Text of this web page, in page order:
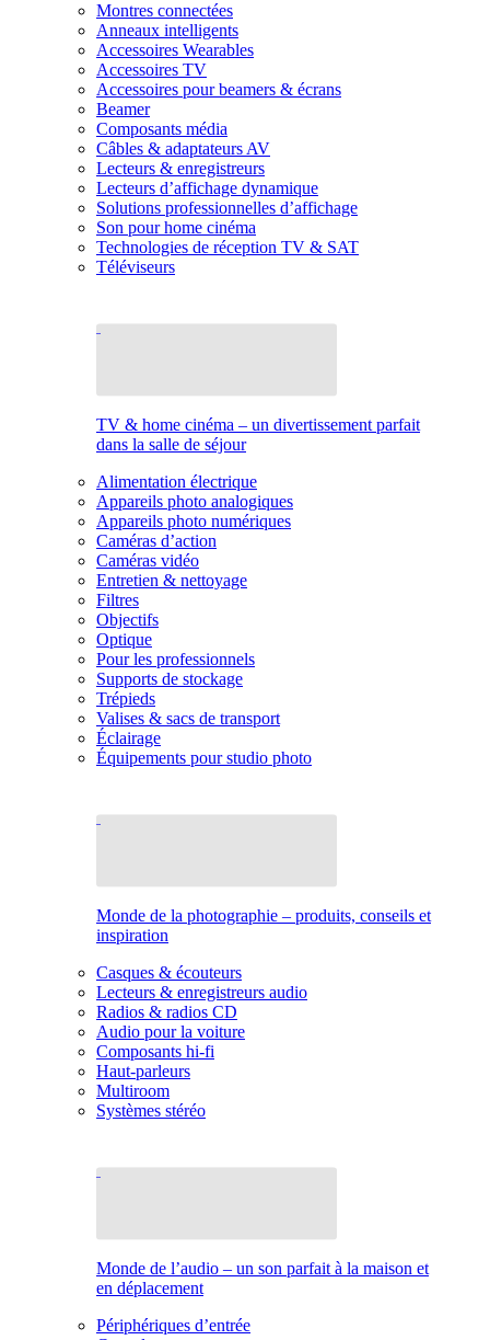
Montres connectées
Anneaux intelligents
Accessoires Wearables
Accessoires TV
Accessoires pour beamers & écrans
Beamer
Composants média
Câbles & adaptateurs AV
Lecteurs & enregistreurs
Lecteurs d’affichage dynamique
Solutions professionnelles d’affichage
Son pour home cinéma
Technologies de réception TV & SAT
Téléviseurs
TV & home cinéma – un divertissement parfait
dans la salle de séjour
Alimentation électrique
Appareils photo analogiques
Appareils photo numériques
Caméras d’action
Caméras vidéo
Entretien & nettoyage
Filtres
Objectifs
Optique
Pour les professionnels
Supports de stockage
Trépieds
Valises & sacs de transport
Éclairage
Équipements pour studio photo
Monde de la photographie – produits, conseils et
inspiration
Casques & écouteurs
Lecteurs & enregistreurs audio
Radios & radios CD
Audio pour la voiture
Composants hi-fi
Haut-parleurs
Multiroom
Systèmes stéréo
Monde de l’audio – un son parfait à la maison et
en déplacement
Périphériques d’entrée